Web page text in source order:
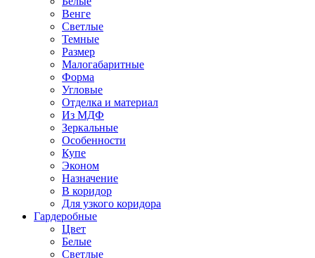
Венге
Светлые
Темные
Размер
Малогабаритные
Форма
Угловые
Отделка и материал
Из МДФ
Зеркальные
Особенности
Купе
Эконом
Назначение
В коридор
Для узкого коридора
Гардеробные
Цвет
Белые
Светлые